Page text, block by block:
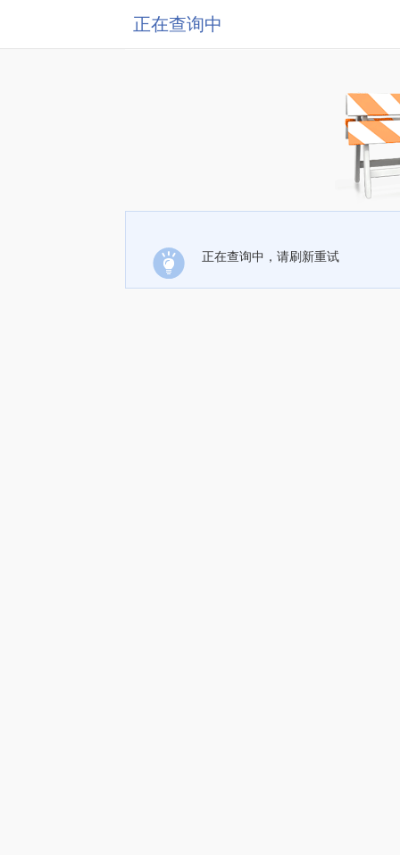
正在查询中
正在查询中，请刷新重试